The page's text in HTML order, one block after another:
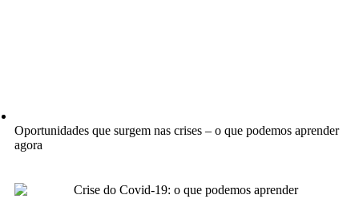
Oportunidades que surgem nas crises – o que podemos aprender
agora